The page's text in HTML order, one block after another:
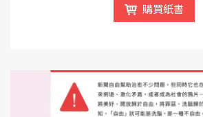
購買紙書